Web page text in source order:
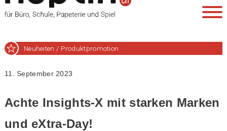
Neuheiten / Produktpromotion
11. September 2023
Achte Insights-X mit starken Marken
und eXtra-Day!